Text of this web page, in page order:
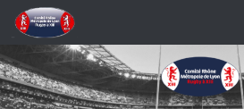
Skip to content